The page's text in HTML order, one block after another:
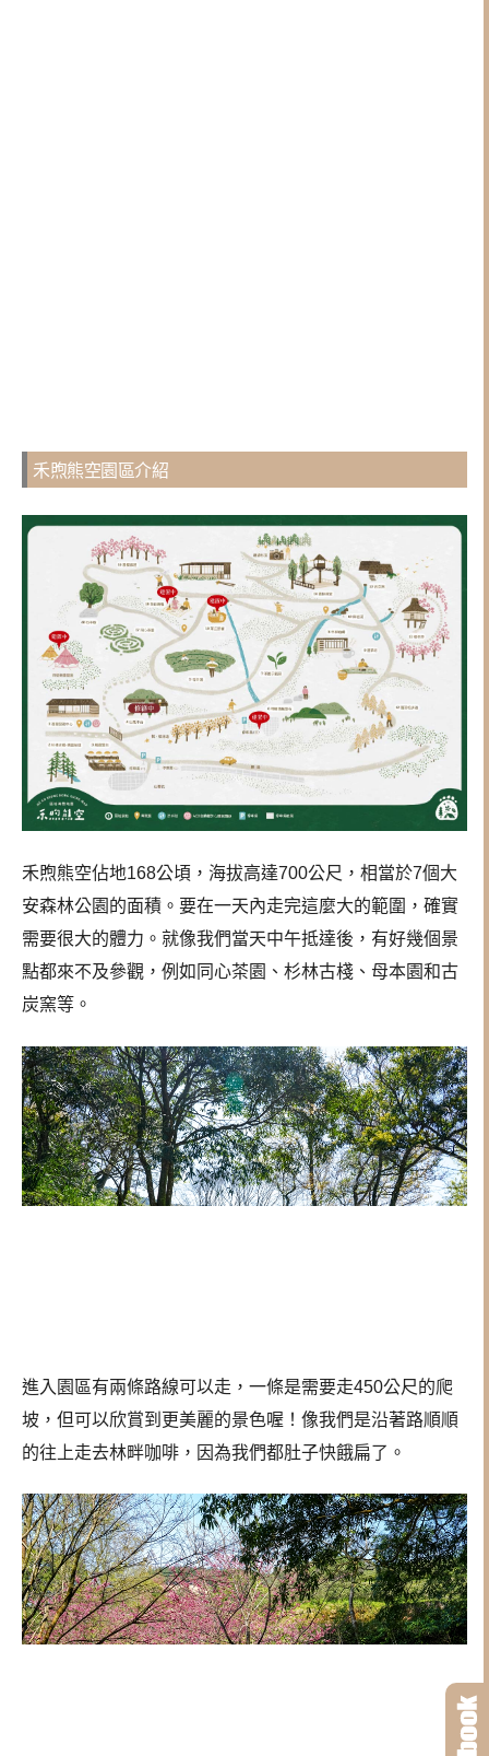
禾煦熊空園區介紹
禾煦熊空佔地168公頃，海拔高達700公尺，相當於7個大
安森林公園的面積。要在一天內走完這麼大的範圍，確實
需要很大的體力。就像我們當天中午抵達後，有好幾個景
點都來不及參觀，例如同心茶園、杉林古棧、母本園和古
炭窯等。
進入園區有兩條路線可以走，一條是需要走450公尺的爬
坡，但可以欣賞到更美麗的景色喔！像我們是沿著路順順
的往上走去林畔咖啡，因為我們都肚子快餓扁了。